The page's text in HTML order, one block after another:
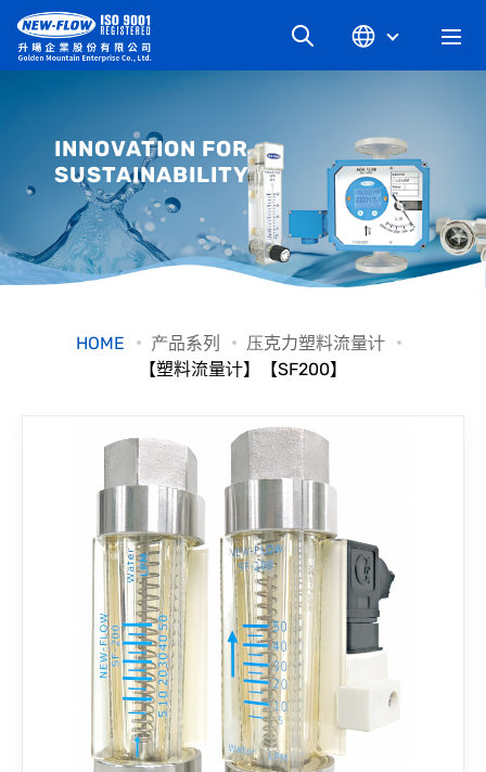
最新消息
知识文章
档案下载
联络我们
INNOVATION FOR
SUSTAINABILITY
HOME 产品系列
压克力塑料流量计
【塑料流量计】【SF200】